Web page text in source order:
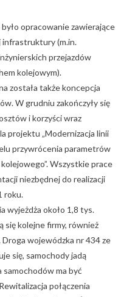
opracowanie zawierające
(m.in.
przejazdów
kolejowym).
została także koncepcja
W grudniu zakończyły się
i korzyści wraz
projektu „Modernizacja linii
przywrócenia parametrów
Wszystkie prace
niezbędnej do realizacji
roku.
wyjeżdża około 1,8 tys.
się kolejne firmy, również
wojewódzka nr 434 ze
się, samochody jadą
ma być
połączenia